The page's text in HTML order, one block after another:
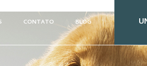
CONTATO BLOG